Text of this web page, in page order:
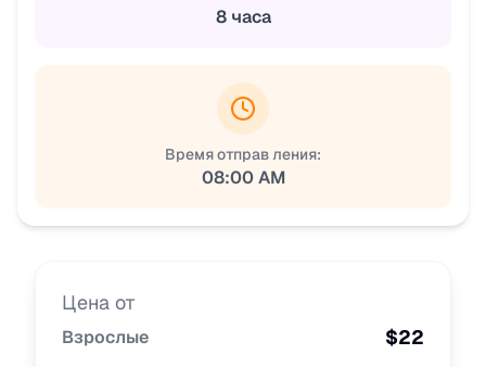
8 часа
Время отправ ления:
08:00 AM
Цена от
Взрослые $22